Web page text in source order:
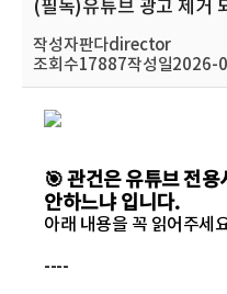
(필독)유튜브 광고 제거
작성자판다director
조회수17887작성일2026-
🎯 관건은 유튜브 전
안하느냐 입니다.
아래 내용을 꼭 읽어주세
----